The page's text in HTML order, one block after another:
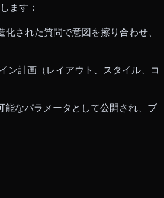
ます：
された質問で意図を擦り合わせ、
ン計画（レイアウト、スタイル、コ
なパラメータとして公開され、ブ